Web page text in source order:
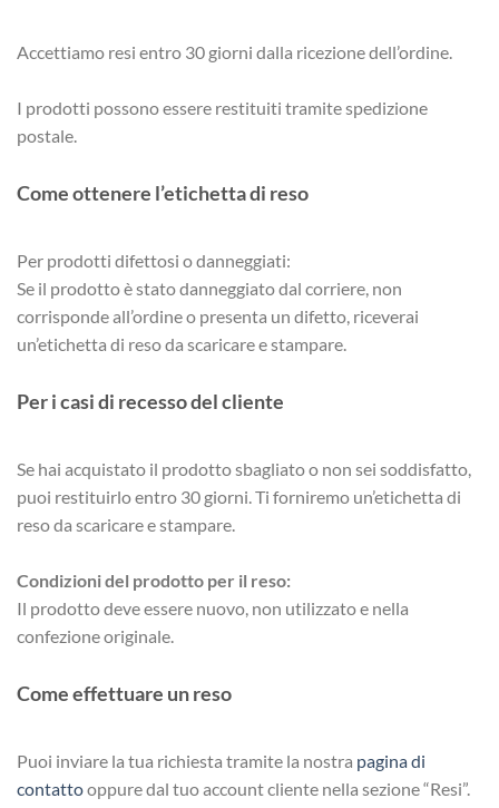
Accettiamo resi entro 30 giorni dalla ricezione dell’ordine.
I prodotti possono essere restituiti tramite spedizione
postale.
Come ottenere l’etichetta di reso
Per prodotti difettosi o danneggiati:
Se il prodotto è stato danneggiato dal corriere, non
corrisponde all’ordine o presenta un difetto, riceverai
un’etichetta di reso da scaricare e stampare.
Per i casi di recesso del cliente
Se hai acquistato il prodotto sbagliato o non sei soddisfatto,
puoi restituirlo entro 30 giorni. Ti forniremo un’etichetta di
reso da scaricare e stampare.
Condizioni del prodotto per il reso:
Il prodotto deve essere nuovo, non utilizzato e nella
confezione originale.
Come effettuare un reso
Puoi inviare la tua richiesta tramite la nostra pagina di
contattooppure dal tuo account cliente nella sezione “Resi”.